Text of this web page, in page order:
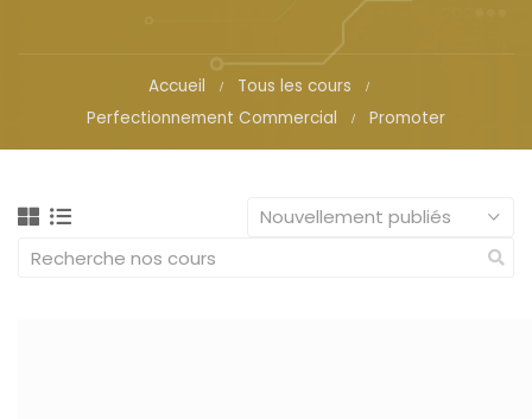
Accueil
Tous les cours
Perfectionnement Commercial
Promoter